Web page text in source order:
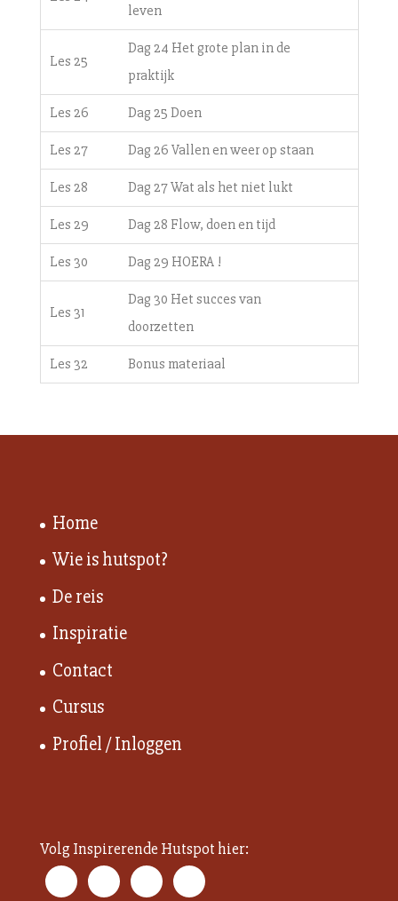
leven
Les 25
Dag 24 Het grote plan in de
praktijk
Les 26 Dag 25 Doen
Les 27 Dag 26 Vallen en weer op staan
Les 28 Dag 27 Wat als het niet lukt
Les 29 Dag 28 Flow, doen en tijd
Les 30 Dag 29 HOERA !
Les 31
Dag 30 Het succes van
doorzetten
Les 32 Bonus materiaal
Home
Wie is hutspot?
De reis
Inspiratie
Contact
Cursus
Profiel / Inloggen
Volg Inspirerende Hutspot hier: